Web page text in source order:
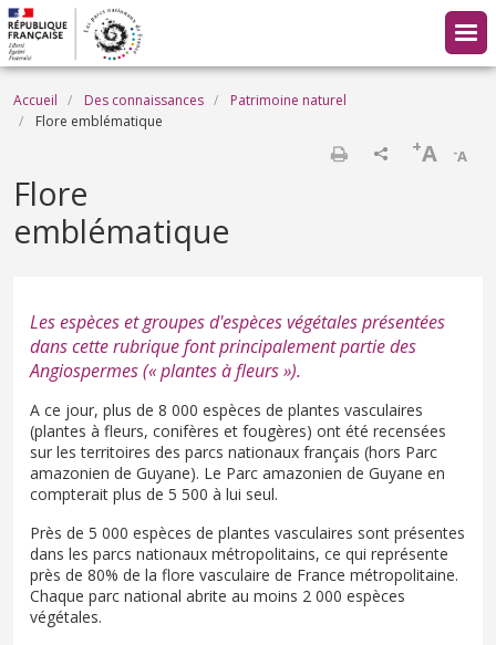
Aller au contenu principal
Fil d'Ariane
Accueil Des connaissances
Patrimoine naturel
Flore emblématique
-A
+A
Flore
emblématique
Les espèces et groupes d'espèces végétales présentées
dans cette rubrique font principalement partie des
Angiospermes (« plantes à fleurs »).
A ce jour, plus de 8 000 espèces de plantes vasculaires
(plantes à fleurs, conifères et fougères) ont été recensées
sur les territoires des parcs nationaux français (hors Parc
amazonien de Guyane). Le Parc amazonien de Guyane en
compterait plus de 5 500 à lui seul.
Près de 5 000 espèces de plantes vasculaires sont présentes
dans les parcs nationaux métropolitains, ce qui représente
près de 80% de la flore vasculaire de France métropolitaine.
Chaque parc national abrite au moins 2 000 espèces
végétales.